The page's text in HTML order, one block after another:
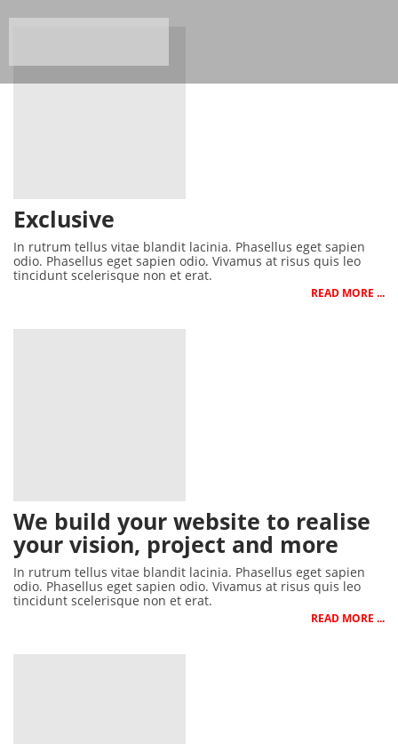
Exclusive
In rutrum tellus vitae blandit lacinia. Phasellus eget sapien
odio. Phasellus eget sapien odio. Vivamus at risus quis leo
tincidunt scelerisque non et erat.
READ MORE ...
We build your website to realise
your vision, project and more
In rutrum tellus vitae blandit lacinia. Phasellus eget sapien
odio. Phasellus eget sapien odio. Vivamus at risus quis leo
tincidunt scelerisque non et erat.
READ MORE ...